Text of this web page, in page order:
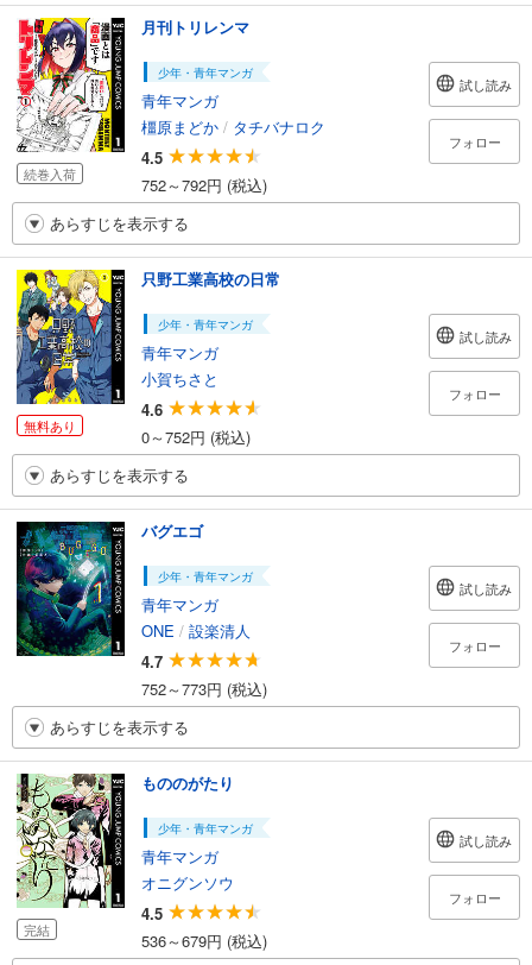
続巻入荷
月刊トリレンマ
少年・青年マンガ
青年マンガ
橿原まどか / タチバナロク
4.5
752～792円 (税込)
試し読み
フォロー
あらすじを表示する
無料あり
只野工業高校の日常
少年・青年マンガ
青年マンガ
小賀ちさと
4.6
0～752円 (税込)
試し読み
フォロー
あらすじを表示する
バグエゴ
少年・青年マンガ
青年マンガ
ONE / 設楽清人
4.7
752～773円 (税込)
試し読み
フォロー
あらすじを表示する
完結
もののがたり
少年・青年マンガ
青年マンガ
オニグンソウ
4.5
536～679円 (税込)
試し読み
フォロー